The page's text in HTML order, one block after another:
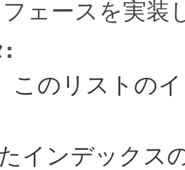
ェースを実装
:
のリストの
インデックス